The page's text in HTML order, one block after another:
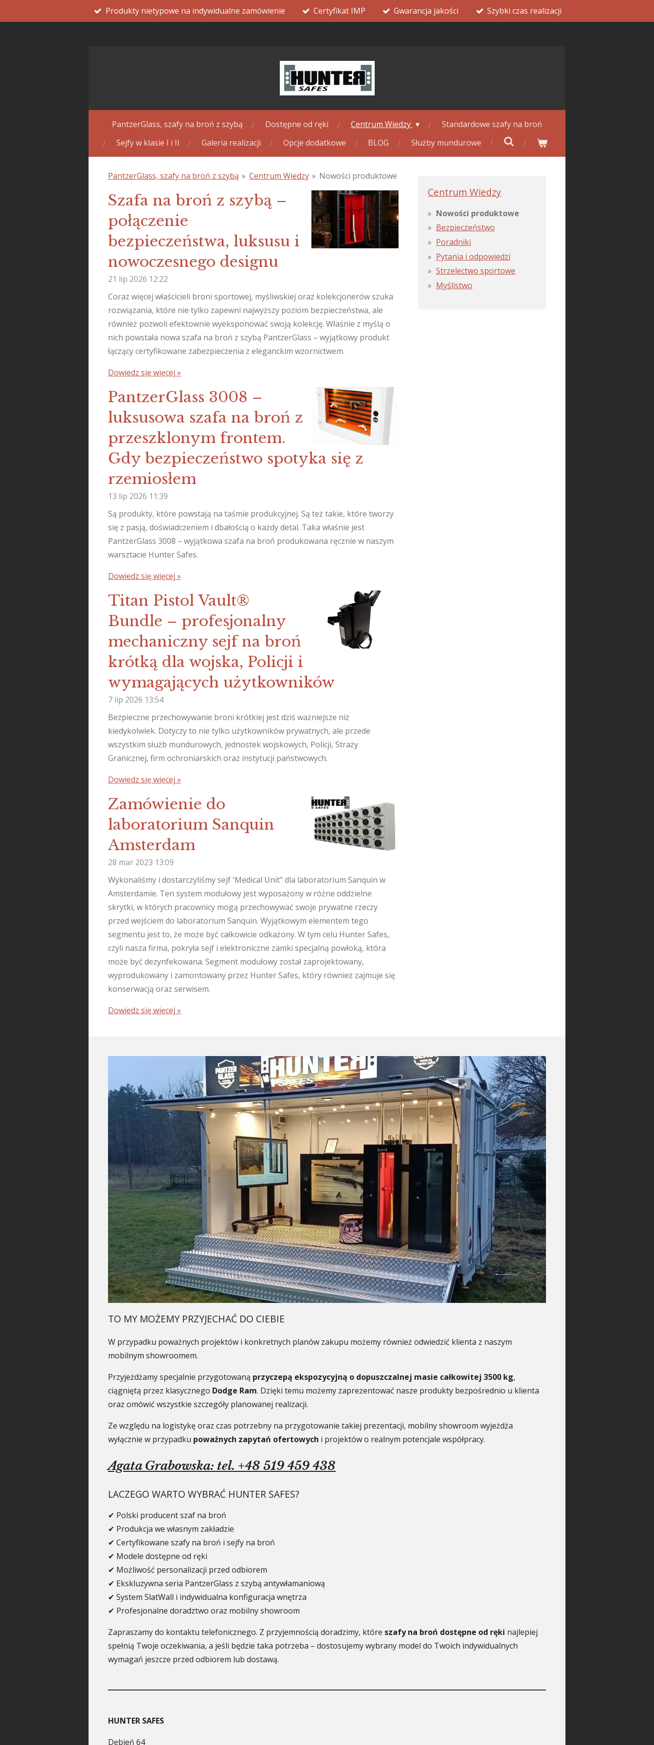
do
Produkty nietypowe na indywidualne zamówienie Certyfikat IMP Gwarancja jakości Szybki czas realizacji
PantzerGlass, szafy na broń z szybą Dostępne od ręki Centrum Wiedzy
Standardowe szafy na broń
Sejfy w klasie I i II
Galeria realizacji Opcje dodatkowe BLOG Służby mundurowe
PantzerGlass, szafy na broń z szybą » Centrum Wiedzy » Nowości produktowe
Szafa na broń z szybą –
połączenie
bezpieczeństwa, luksusu i
nowoczesnego designu
21 lip 2026 12:22
Coraz więcej właścicieli broni sportowej, myśliwskiej oraz kolekcjonerów szuka
rozwiązania, które nie tylko zapewni najwyższy poziom bezpieczeństwa, ale
również pozwoli efektownie wyeksponować swoją kolekcję. Właśnie z myślą o
nich powstała nowa szafa na broń z szybą PantzerGlass – wyjątkowy produkt
łączący certyfikowane zabezpieczenia z eleganckim wzornictwem.
Dowiedz się więcej »
PantzerGlass 3008 –
luksusowa szafa na broń z
przeszklonym frontem.
Gdy bezpieczeństwo spotyka się z
rzemiosłem
13 lip 2026 11:39
Są produkty, które powstają na taśmie produkcyjnej. Są też takie, które tworzy
się z pasją, doświadczeniem i dbałością o każdy detal. Taka właśnie jest
PantzerGlass 3008 – wyjątkowa szafa na broń produkowana ręcznie w naszym
warsztacie Hunter Safes.
Dowiedz się więcej »
Titan Pistol Vault®
Bundle – profesjonalny
mechaniczny sejf na broń
krótką dla wojska, Policji i
wymagających użytkowników
7 lip 2026 13:54
Bezpieczne przechowywanie broni krótkiej jest dziś ważniejsze niż
kiedykolwiek. Dotyczy to nie tylko użytkowników prywatnych, ale przede
wszystkim służb mundurowych, jednostek wojskowych, Policji, Straży
Granicznej, firm ochroniarskich oraz instytucji państwowych.
Dowiedz się więcej »
Zamówienie do
laboratorium Sanquin
Amsterdam
28 mar 2023 13:09
Wykonaliśmy i dostarczyliśmy sejf 'Medical Unit" dla laboratorium Sanquin w
Amsterdamie. Ten system modułowy jest wyposażony w różne oddzielne
skrytki, w których pracownicy mogą przechowywać swoje prywatne rzeczy
przed wejściem do laboratorium Sanquin. Wyjątkowym elementem tego
segmentu jest to, że może być całkowicie odkażony. W tym celu Hunter Safes,
czyli nasza firma, pokryła sejf i elektroniczne zamki specjalną powłoką, która
może być dezynfekowana. Segment modułowy został zaprojektowany,
wyprodukowany i zamontowany przez Hunter Safes, który również zajmuje się
konserwacją oraz serwisem.
Dowiedz się więcej »
Centrum Wiedzy
Nowości produktowe
Bezpieczeństwo
Poradniki
Pytania i odpowiedzi
Strzelectwo sportowe
Myślistwo
TO MY MOŻEMY PRZYJECHAĆ DO CIEBIE
W przypadku poważnych projektów i konkretnych planów zakupu możemy również odwiedzić klienta z naszym
mobilnym showroomem.
Przyjeżdżamy specjalnie przygotowaną przyczepą ekspozycyjną o dopuszczalnej masie całkowitej 3500 kg,
ciągniętą przez klasycznego Dodge Ram. Dzięki temu możemy zaprezentować nasze produkty bezpośrednio u klienta
oraz omówić wszystkie szczegóły planowanej realizacji.
Ze względu na logistykę oraz czas potrzebny na przygotowanie takiej prezentacji, mobilny showroom wyjeżdża
wyłącznie w przypadku poważnych zapytań ofertowych i projektów o realnym potencjale współpracy.
Agata Grabowska: tel. +48 519 459 438
LACZEGO WARTO WYBRAĆ HUNTER SAFES?
✔ Polski producent szaf na broń
✔ Produkcja we własnym zakładzie
✔ Certyfikowane szafy na broń i sejfy na broń
✔ Modele dostępne od ręki
✔ Możliwość personalizacji przed odbiorem
✔ Ekskluzywna seria PantzerGlass z szybą antywłamaniową
✔ System SlatWall i indywidualna konfiguracja wnętrza
✔ Profesjonalne doradztwo oraz mobilny showroom
Zapraszamy do kontaktu telefonicznego. Z przyjemnością doradzimy, które szafy na broń dostępne od ręki najlepiej
spełnią Twoje oczekiwania, a jeśli będzie taka potrzeba – dostosujemy wybrany model do Twoich indywidualnych
wymagań jeszcze przed odbiorem lub dostawą.
HUNTER SAFES
Dębień 64